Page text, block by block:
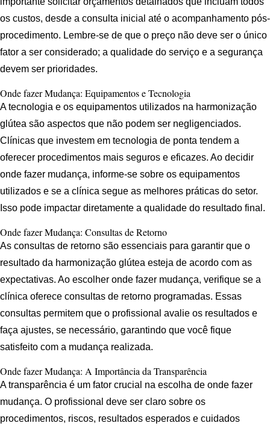
os custos, desde a consulta inicial até o acompanhamento pós-
procedimento. Lembre-se de que o preço não deve ser o único
fator a ser considerado; a qualidade do serviço e a segurança
devem ser prioridades.
Onde fazer Mudança: Equipamentos e Tecnologia
A tecnologia e os equipamentos utilizados na harmonização
glútea são aspectos que não podem ser negligenciados.
Clínicas que investem em tecnologia de ponta tendem a
oferecer procedimentos mais seguros e eficazes. Ao decidir
onde fazer mudança, informe-se sobre os equipamentos
utilizados e se a clínica segue as melhores práticas do setor.
Isso pode impactar diretamente a qualidade do resultado final.
Onde fazer Mudança: Consultas de Retorno
As consultas de retorno são essenciais para garantir que o
resultado da harmonização glútea esteja de acordo com as
expectativas. Ao escolher onde fazer mudança, verifique se a
clínica oferece consultas de retorno programadas. Essas
consultas permitem que o profissional avalie os resultados e
faça ajustes, se necessário, garantindo que você fique
satisfeito com a mudança realizada.
Onde fazer Mudança: A Importância da Transparência
A transparência é um fator crucial na escolha de onde fazer
mudança. O profissional deve ser claro sobre os
procedimentos, riscos, resultados esperados e cuidados